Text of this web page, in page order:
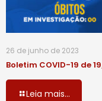
26 de junho de 2023
Boletim COVID-19 de
Leia mais...